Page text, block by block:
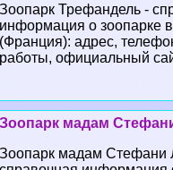
Зоопарк Трефандель -
информация о зоопарке
(Франция): адрес,
работы, официальный
Зоопарк мадам
Зоопарк мадам Стефани